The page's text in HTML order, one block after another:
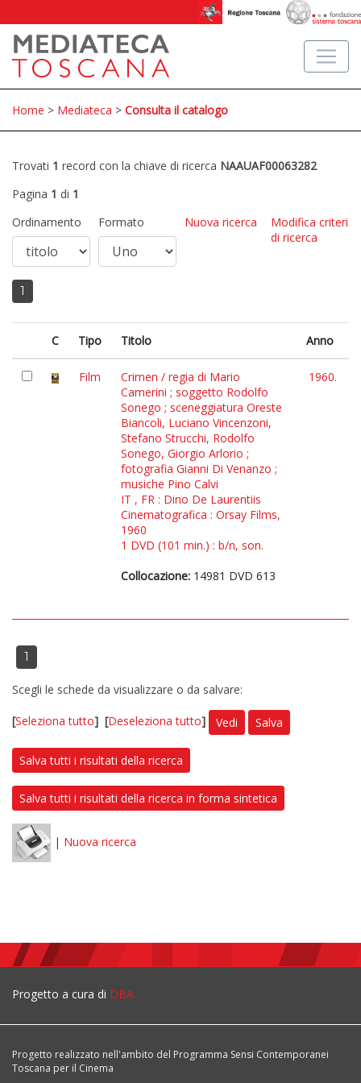
Home > Mediateca > Consulta il catalogo
Trovati 1 record con la chiave di ricerca NAAUAF00063282
Pagina 1 di 1
Ordinamento
Formato Nuova ricerca
Modifica criteri
di ricerca
1
C Tipo Titolo Anno
Film
Crimen / regia di Mario
Camerini ; soggetto Rodolfo
Sonego ; sceneggiatura Oreste
Biancoli, Luciano Vincenzoni,
Stefano Strucchi, Rodolfo
Sonego, Giorgio Arlorio ;
fotografia Gianni Di Venanzo ;
musiche Pino Calvi
IT , FR : Dino De Laurentiis
Cinematografica : Orsay Films,
1960
1 DVD (101 min.) : b/n, son.
Collocazione: 14981 DVD 613
1960.
1
Scegli le schede da visualizzare o da salvare:
[Seleziona tutto] [Deseleziona tutto] Vedi Salva
Salva tutti i risultati della ricerca
Salva tutti i risultati della ricerca in forma sintetica
| Nuova ricerca
Progetto a cura di DBA
Progetto realizzato nell'ambito del Programma Sensi Contemporanei
Toscana per il Cinema